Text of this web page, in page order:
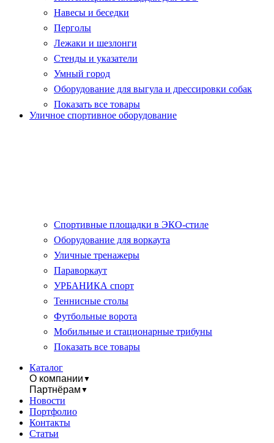
Навесы и беседки
Перголы
Лежаки и шезлонги
Стенды и указатели
Умный город
Оборудование для выгула и дрессировки собак
Показать все товары
Уличное спортивное оборудование
Спортивные площадки в ЭКО-стиле
Оборудование для воркаута
Уличные тренажеры
Параворкаут
УРБАНИКА спорт
Теннисные столы
Футбольные ворота
Мобильные и стационарные трибуны
Показать все товары
Каталог
О компании ▼
Партнёрам ▼
Новости
Портфолио
Контакты
Статьи